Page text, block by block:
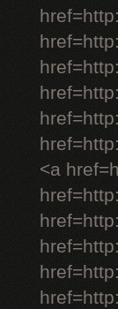
<a